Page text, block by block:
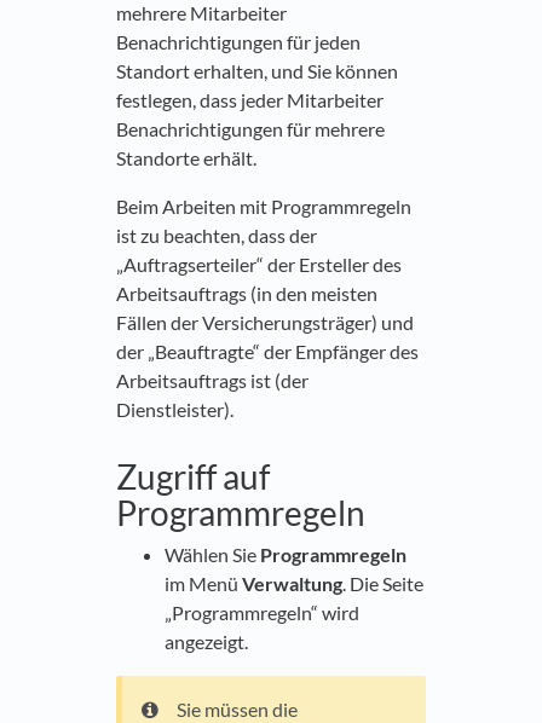
mehrere Mitarbeiter
Benachrichtigungen für jeden
Standort erhalten, und Sie können
festlegen, dass jeder Mitarbeiter
Benachrichtigungen für mehrere
Standorte erhält.
Beim Arbeiten mit Programmregeln
ist zu beachten, dass der
„Auftragserteiler“ der Ersteller des
Arbeitsauftrags (in den meisten
Fällen der Versicherungsträger) und
der „Beauftragte“ der Empfänger des
Arbeitsauftrags ist (der
Dienstleister).
Zugriff auf
Programmregeln
Wählen Sie Programmregeln
im Menü Verwaltung. Die Seite
„Programmregeln“ wird
angezeigt.
Sie müssen die